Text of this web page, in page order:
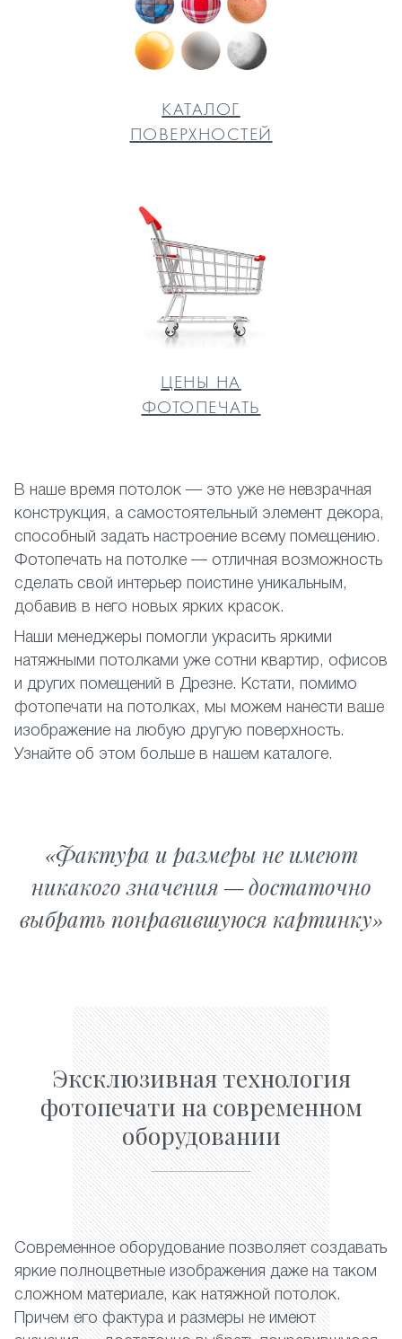
КАТАЛОГ
ПОВЕРХНОСТЕЙ
ЦЕНЫ НА
ФОТОПЕЧАТЬ
В наше время потолок — это уже не невзрачная
конструкция, а самостоятельный элемент декора,
способный задать настроение всему помещению.
Фотопечать на потолке — отличная возможность
сделать свой интерьер поистине уникальным,
добавив в него новых ярких красок.
Наши менеджеры помогли украсить яркими
натяжными потолками уже сотни квартир, офисов
и других помещений в Дрезне. Кстати, помимо
фотопечати на потолках, мы можем нанести ваше
изображение на любую другую поверхность.
Узнайте об этом больше в нашем каталоге.
Фактура и размеры не имеют
никакого значения — достаточно
выбрать понравившуюся картинку
Эксклюзивная технология
фотопечати на современном
оборудовании
Современное оборудование позволяет создавать
яркие полноцветные изображения даже на таком
сложном материале, как натяжной потолок.
Причем его фактура и размеры не имеют